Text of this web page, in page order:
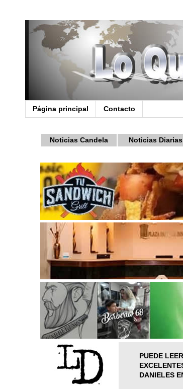
Página principal Contacto
Noticias Candela Noticias Diarias
PUEDE
DANIELES